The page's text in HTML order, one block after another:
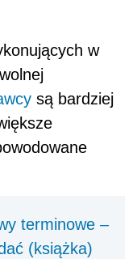
w
są bardziej
terminowe –
(książka)